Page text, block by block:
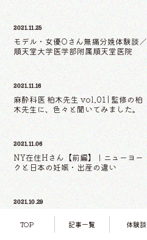
TOP 記事一覧 体験談
2021.11.25
モデル・女優Oさん無痛分娩体験談／
順天堂大学医学部附属順天堂医院
2021.11.16
麻酔科医 柏木先生 vol.01 | 監修の柏
木先生に、色々と聞いてみました。
2021.11.06
NY在住Hさん【前編】｜ニューヨー
クと日本の妊娠・出産の違い
2021.10.29
千葉県Kさん「痛みゼロ≠ダメージゼ
ロ」／田中ウィメンズクリニック